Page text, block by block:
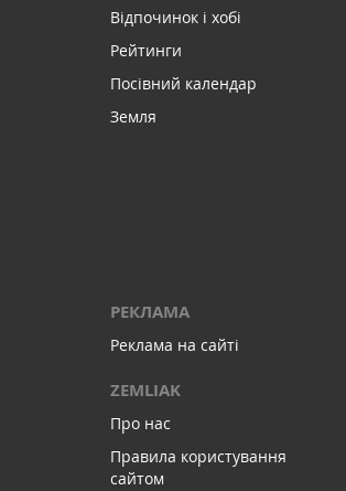
Відпочинок і хобі
Рейтинги
Посівний календар
Земля
РЕКЛАМА
Реклама на сайті
ZEMLIAK
Про нас
Правила користування
сайтом